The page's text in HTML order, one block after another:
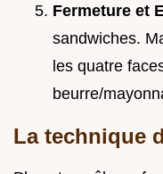
Fermeture et
sandwiches.
les quatre
beurre/
La technique